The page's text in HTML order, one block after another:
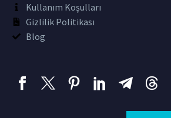
Kullanım Koşulları
Gizlilik Politikası
Blog